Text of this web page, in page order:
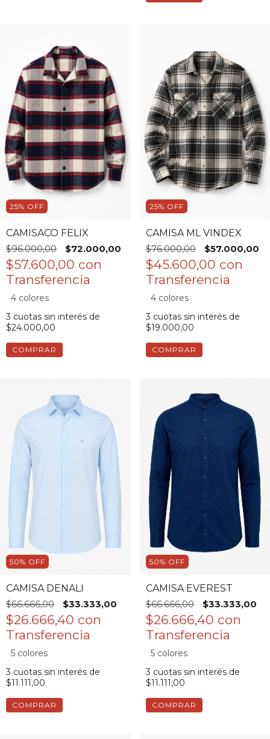
25% OFF
CAMISACO FELIX
$96.000,00
$72.000,00
$57.600,00 con
4 colores
3 cuotas sin interés de
$24.000,00
COMPRAR
25% OFF
CAMISA ML VINDEX
$76.000,00
$57.000,00
$45.600,00 con
4 colores
3 cuotas sin interés de
$19.000,00
COMPRAR
50% OFF
CAMISA DENALI
$66.666,00
$33.333,00
$26.666,40 con
5 colores
3 cuotas sin interés de
$11.111,00
COMPRAR
50% OFF
CAMISA EVEREST
$66.666,00
$33.333,00
$26.666,40 con
5 colores
3 cuotas sin interés de
$11.111,00
COMPRAR